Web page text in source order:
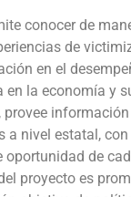
conocer de
de
en el
en la economía y
a nivel estatal,
oportunidad de
proyecto es